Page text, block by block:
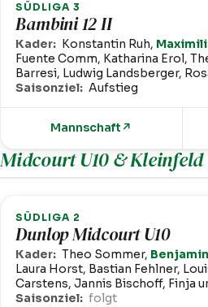
SÜDLIGA 3
Bambini 12 II
Kader: Konstantin Ruh,
Fuente Comm, Katharina Erol,
Barresi, Ludwig Landsberger,
Saisonziel: Aufstieg
Mannschaft ↗
Midcourt U10 & Kleinfeld
SÜDLIGA 2
Dunlop Midcourt U10
Kader: Theo Sommer,
Laura Horst, Bastian Fehlner,
Carstens, Jannis Bischoff, Finja
Saisonziel: folgt